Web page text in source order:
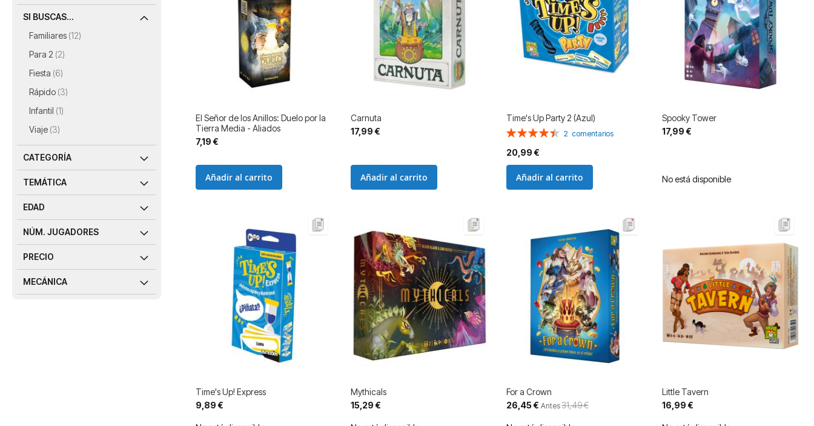
El Señor de los Anillos: Duelo por la
Tierra Media - Aliados
7,19 €
Añadir al carrito
Carnuta
17,99 €
Añadir al carrito
Time's Up Party 2 (Azul)
Valoración:
2 comentarios
20,99 €
Añadir al carrito
Spooky Tower
17,99 €
No está disponible
Time's Up! Express
9,89 €
Mythicals
15,29 €
For a Crown
Precio
especial
26,45 € Antes31,49 €
Little Tavern
16,99 €
SI BUSCAS...
Familiares 12
artículos
Para 2 2
artículos
Fiesta 6
artículos
Rápido 3
artículos
Infantil 1
artículo
Viaje 3
artículos
CATEGORÍA
TEMÁTICA
EDAD
NÚM. JUGADORES
PRECIO
MECÁNICA